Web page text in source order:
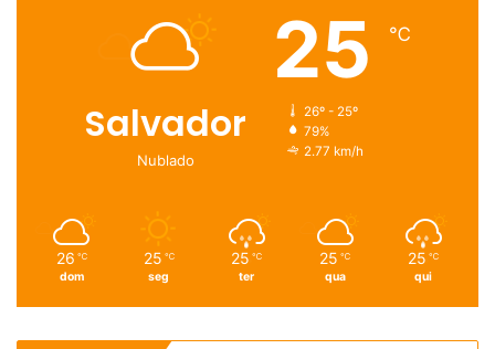
Salvador
Nublado
25 ℃
26º - 25º
79%
2.77 km/h
26 ℃
dom
25 ℃
seg
25 ℃
ter
25 ℃
qua
25 ℃
qui